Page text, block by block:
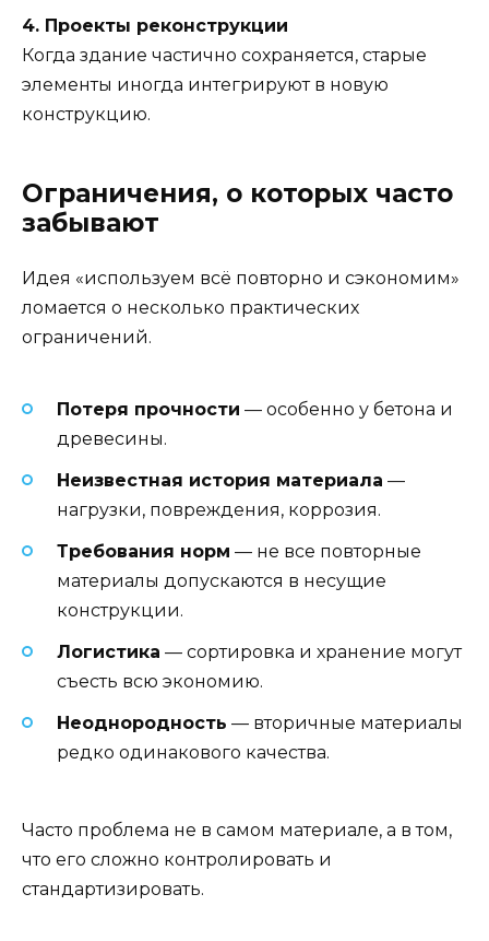
4. Проекты реконструкции
Когда здание частично сохраняется, старые
элементы иногда интегрируют в новую
конструкцию.
Ограничения, о которых часто
забывают
Идея «используем всё повторно и сэкономим»
ломается о несколько практических
ограничений.
Потеря прочности — особенно у бетона и
древесины.
Неизвестная история материала —
нагрузки, повреждения, коррозия.
Требования норм — не все повторные
материалы допускаются в несущие
конструкции.
Логистика — сортировка и хранение могут
съесть всю экономию.
Неоднородность — вторичные материалы
редко одинакового качества.
Часто проблема не в самом материале, а в том,
что его сложно контролировать и
стандартизировать.